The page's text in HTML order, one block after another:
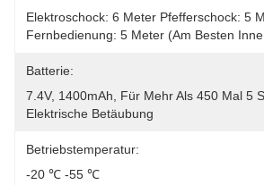
Elektroschock: 6 Meter Pfefferschock: 5
Fernbedienung: 5 Meter (am Besten
Batterie:
7.4V, 1400mAh, Für Mehr Als 450 Mal 5
Elektrische Betäubung
Betriebstemperatur:
-20 ℃ -55 ℃